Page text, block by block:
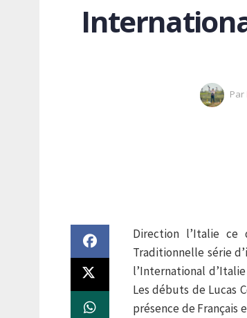
Par
Direction l’Italie ce
Traditionnelle série
l’International
Les débuts de Lucas
présence de Français